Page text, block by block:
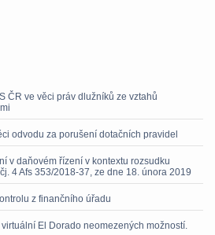
ČR ve věci práv dlužníků ze vztahů
odvodu za porušení dotačních pravidel
v daňovém řízení v kontextu rozsudku
4 Afs 353/2018-37, ze dne 18. února 2019
z finančního úřadu
El Dorado neomezených možností.